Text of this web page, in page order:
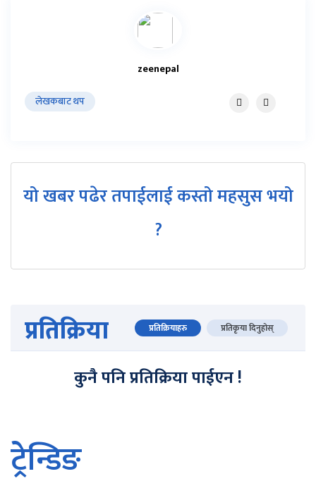
zeenepal
लेखकबाट थप
यो खबर पढेर तपाईलाई कस्तो महसुस भयो
?
प्रतिक्रिया प्रतिक्रियाहरु प्रतिकृया दिनुहोस्
कुनै पनि प्रतिक्रिया पाईएन !
ट्रेन्डिङ